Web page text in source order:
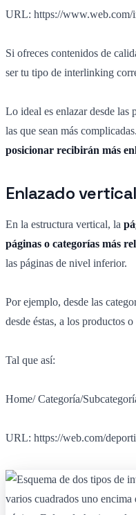
URL: https://www.web.com/
Si ofreces contenidos de
ser tu tipo de interlinking
Lo ideal es enlazar desde las
las que sean más
posicionar recibirán más
Enlazado
En la estructura vertical, la
páginas o categorías más
las páginas de nivel inferior.
Por ejemplo, desde las
desde éstas, a los productos o
Tal que así:
Home/ Categoría/
URL: https://web.com/